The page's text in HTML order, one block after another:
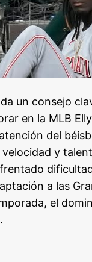
un consejo
en la MLB
del
y
a las
el